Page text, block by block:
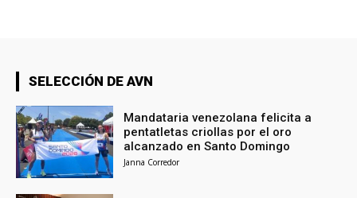
SELECCIÓN DE AVN
Mandataria venezolana felicita a
pentatletas criollas por el oro
alcanzado en Santo Domingo
Janna Corredor